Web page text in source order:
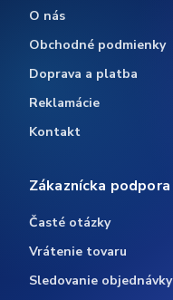
O nás
Obchodné podmienky
Doprava a platba
Reklamácie
Kontakt
Zákaznícka podpora
Časté otázky
Vrátenie tovaru
Sledovanie objednávky